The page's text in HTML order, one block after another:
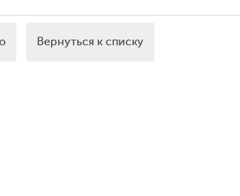
Вернуться к списку